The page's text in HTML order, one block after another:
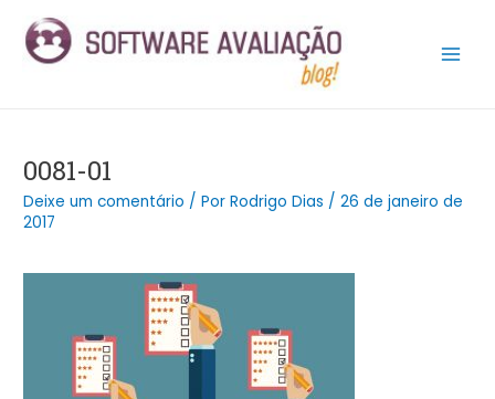
para
0081-01
Deixe um comentário / PorRodrigo Dias /26 de janeiro de
2017
navigation